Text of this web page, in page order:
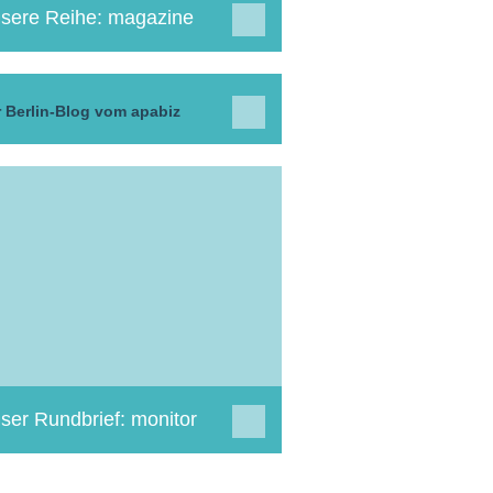
Reihe: magazine
Berlin-Blog vom apabiz
Rundbrief: monitor